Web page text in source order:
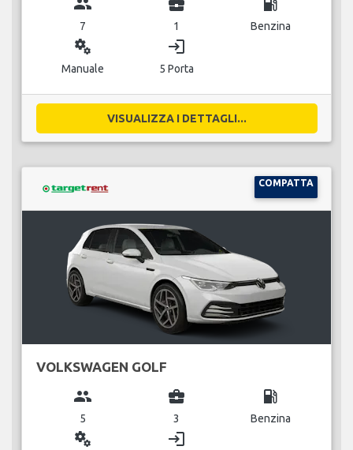
7 1 Benzina
miscellaneous_services
Manuale
login
5 Porta
VISUALIZZA I DETTAGLI...
COMPATTA
VOLKSWAGEN GOLF
group
5
business_center
3
local_gas_station
Benzina
miscellaneous_services login